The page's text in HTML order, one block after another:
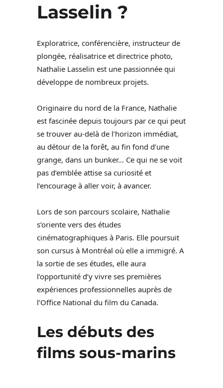
Lasselin ?
Exploratrice, conférencière, instructeur de
plongée, réalisatrice et directrice photo,
Nathalie Lasselin est une passionnée qui
développe de nombreux projets.
Originaire du nord de la France, Nathalie
est fascinée depuis toujours par ce qui peut
se trouver au-delà de l’horizon immédiat,
au détour de la forêt, au fin fond d’une
grange, dans un bunker… Ce qui ne se voit
pas d’emblée attise sa curiosité et
l’encourage à aller voir, à avancer.
Lors de son parcours scolaire, Nathalie
s’oriente vers des études
cinématographiques à Paris. Elle poursuit
son cursus à Montréal où elle a immigré. A
la sortie de ses études, elle aura
l’opportunité d’y vivre ses premières
expériences professionnelles auprès de
l’Office National du film du Canada.
Les débuts des
films sous-marins